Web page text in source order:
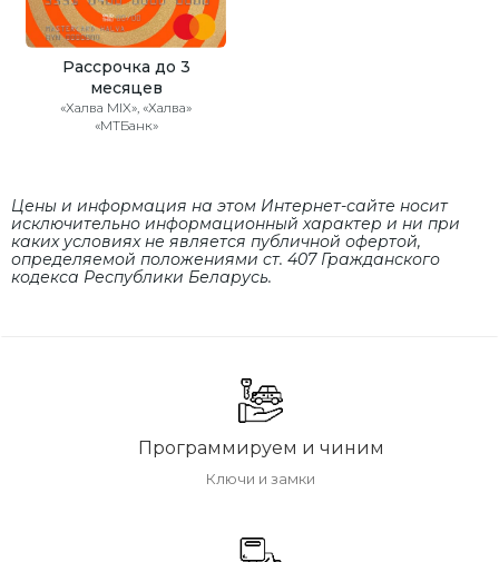
Рассрочка до 3
месяцев
«Халва MIX», «Халва»
«МТБанк»
Цены и информация на этом Интернет-сайте носит
исключительно информационный характер и ни при
каких условиях не является публичной офертой,
определяемой положениями cт. 407 Гражданского
кодекса Республики Беларусь.
Программируем и чиним
Ключи и замки